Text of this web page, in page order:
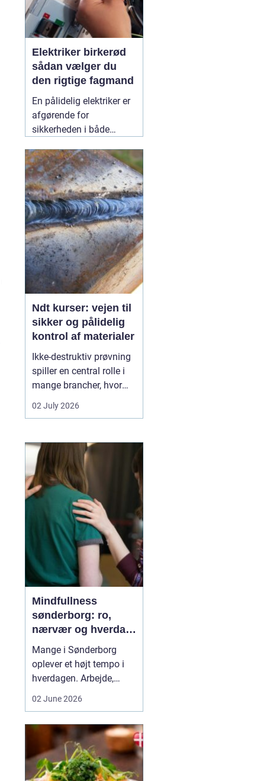
Elektriker birkerød
sådan vælger du
den rigtige fagmand
En pålidelig elektriker er
afgørende for
sikkerheden i både
virksomheder.
Elinstallationer er
usynlige i hverdagen,
men når noget fejler,
mærker man det med
det samme. I Birkerød og
omegn søger mange
efter en10 July 2026
Ndt kurser: vejen til
sikker og pålidelig
kontrol af materialer
Ikke-destruktiv prøvning
spiller en central rolle i
mange brancher, hvor
sikkerhed, kvalitet og
driftssikkerhed er
kurserkan teknikere,
svejsere, tilsynsførende
og ingeniører dokumen...
02 July 2026
Mindfullness
sønderborg: ro,
nærvær og hverdag
med mindre stress
Mange i Sønderborg
oplever et højt tempo i
hverdagen. Arbejde,
kan sætte nervesystemet
på overarbejde. Herkan
min...
02 June 2026